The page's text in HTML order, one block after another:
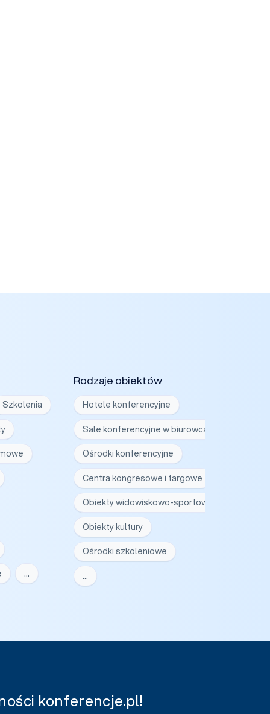
…
Szkolenia
Rodzaje obiektów
Hotele konferencyjne
Sale konferencyjne w biurowcach
Ośrodki konferencyjne
Centra kongresowe i targowe
Obiekty widowiskowo-sportowe
Obiekty kultury
Ośrodki szkoleniowe
…
konferencje.pl!